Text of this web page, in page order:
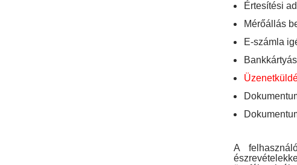
Értesítési
Mérőállás
E-számla
A